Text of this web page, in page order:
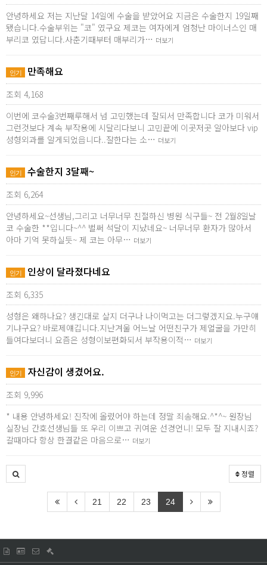
안녕하세요 저는 지난달 14일에 수술을 받았어요 지금은 수술한지 19일째
됐습니다.수술부위는 "코" 였구요 제코는 여자에게 엄청난 마이너스인 매
부리코 였답니다.사춘기때부터 매부리가… 더보기
인기 만족해요
조회 4,168
이번에 코수술3번째루해서 넘 고민했는데 잘되서 만족합니다 코가 미워서
그런것보다 계속 부작용에 시달리다보니 고민끝에 이곳저곳 알아보다 vip
성형외과를 알게되었읍니다..잘한다는 소… 더보기
인기 수술한지 3달째~
조회 6,264
안녕하세요~선생님,그리고 너무너무 친절하신 병원 식구들~ 전 2월8일날
코 수술한 **입니다~^^ 벌써 석달이 지났네요~ 너무너무 환자가 많아서
아마 기억 못하실듯~ 제 코는 아무… 더보기
인기 인상이 달라졌다네요
조회 6,335
성형은 왜하나요? 생긴대로 살지 더구나 나이먹고는 더그렇겠지요.누구얘
기냐구요? 바로제얘깁니다.지난겨울 어느날 어떤친구가 제얼굴을 가만히
들여다보더니 요즘은 성형이보편화되서 부작용이적… 더보기
인기 자신감이 생겼어요.
조회 9,996
* 내용 안녕하세요! 진작에 올렸어야 하는데 정말 죄송해요.^*^~ 원장님
실장님 간호선생님들 또 우리 이쁘고 귀여운 선경언니! 모두 잘 지내시죠?
갈때마다 항상 한결같은 마음으로… 더보기
정렬
21 22 23 24